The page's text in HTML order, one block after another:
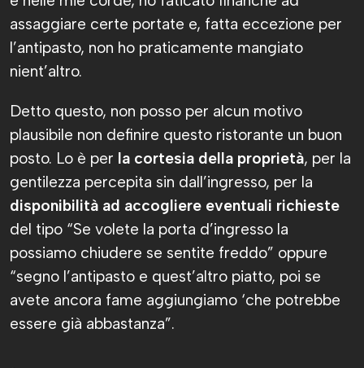
assaggiare certe portate e, fatta eccezione per
l’antipasto, non ho praticamente mangiato
nient’altro.
Detto questo, non posso per alcun motivo
plausibile non definire questo ristorante un buon
posto. Lo è per la cortesia della proprietà, per la
gentilezza percepita sin dall’ingresso, per la
disponibilità ad accogliere eventuali richieste
del tipo “Se volete la porta d’ingresso la
possiamo chiudere se sentite freddo” oppure
“segno l’antipasto e quest’altro piatto, poi se
avete ancora fame aggiungiamo ‘che potrebbe
essere già abbastanza”.